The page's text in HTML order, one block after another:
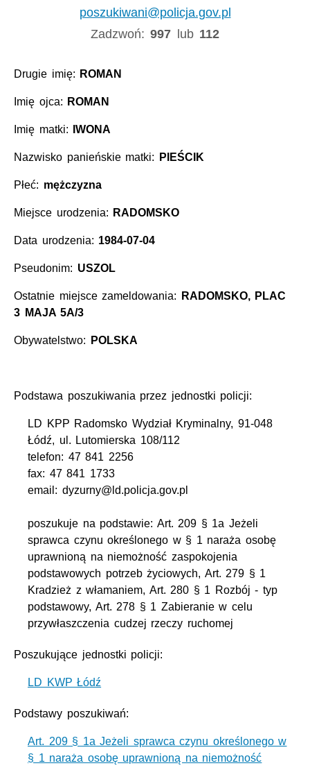
poszukiwani@policja.gov.pl
Zadzwoń:997 lub 112
Drugie imię: ROMAN
Imię ojca: ROMAN
Imię matki: IWONA
Nazwisko panieńskie matki: PIEŚCIK
Płeć: mężczyzna
Miejsce urodzenia: RADOMSKO
Data urodzenia: 1984-07-04
Pseudonim: USZOL
Ostatnie miejsce zameldowania:
RADOMSKO, PLAC
3 MAJA 5A/3
Obywatelstwo: POLSKA
Podstawa poszukiwania przez jednostki policji:
LD KPP Radomsko Wydział Kryminalny, 91-048
Łódź, ul. Lutomierska 108/112
telefon: 47 841 2256
fax: 47 841 1733
email: dyzurny@ld.policja.gov.pl
poszukuje na podstawie: Art. 209 § 1a Jeżeli
sprawca czynu określonego w § 1 naraża osobę
uprawnioną na niemożność zaspokojenia
podstawowych potrzeb życiowych, Art. 279 § 1
Kradzież z włamaniem, Art. 280 § 1 Rozbój - typ
podstawowy, Art. 278 § 1 Zabieranie w celu
przywłaszczenia cudzej rzeczy ruchomej
Poszukujące jednostki policji:
LD KWP Łódź
Podstawy poszukiwań:
Art. 209 § 1a Jeżeli sprawca czynu określonego w
§ 1 naraża osobę uprawnioną na niemożność